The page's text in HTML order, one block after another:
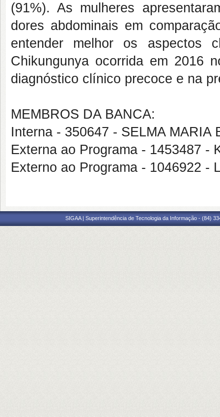
(91%). As mulheres
dores abdominais em
entender melhor os aspectos
Chikungunya ocorrida em 2016
diagnóstico clínico precoce e na
MEMBROS DA BANCA:
Interna - 350647 - SELMA MARIA
Externa ao Programa - 1453487 -
Externo ao Programa - 1046922 -
SIGAA | Superintendência de Tecnologia da Informação - (84)